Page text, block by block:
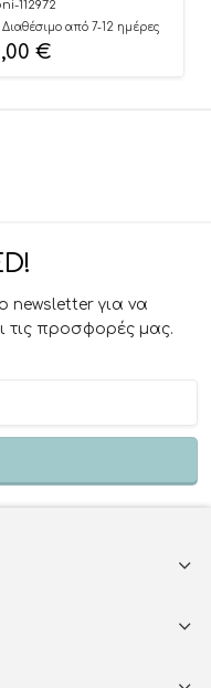
Εντόμων
6+ –
112972
Διαθέσιμο από 7-12 ημέρες
€
newsletter για να
τις προσφορές μας.